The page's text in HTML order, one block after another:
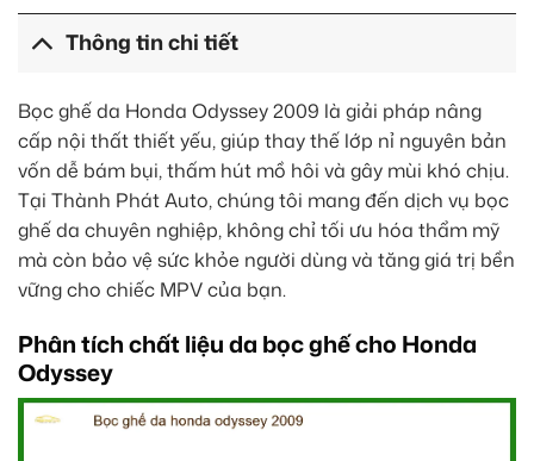
Thông tin chi tiết
Bọc ghế da Honda Odyssey 2009 là giải pháp nâng
cấp nội thất thiết yếu, giúp thay thế lớp nỉ nguyên bản
vốn dễ bám bụi, thấm hút mồ hôi và gây mùi khó chịu.
Tại Thành Phát Auto, chúng tôi mang đến dịch vụ bọc
ghế da chuyên nghiệp, không chỉ tối ưu hóa thẩm mỹ
mà còn bảo vệ sức khỏe người dùng và tăng giá trị bền
vững cho chiếc MPV của bạn.
Phân tích chất liệu da bọc ghế cho Honda
Odyssey